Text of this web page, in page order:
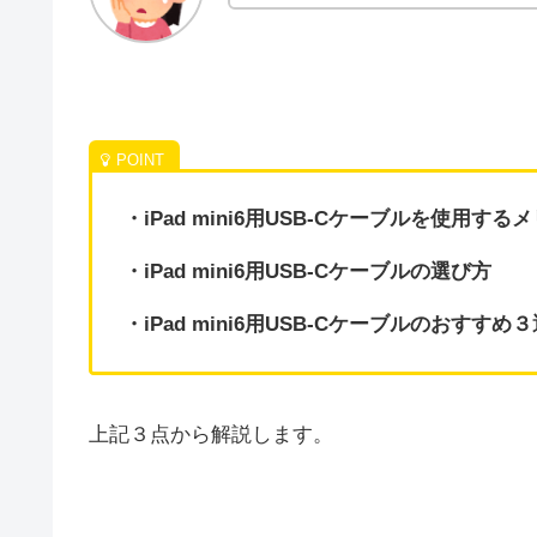
・iPad mini6用USB-Cケーブルを使用するメ
・iPad mini6用USB-Cケーブルの選び方
・iPad mini6用USB-Cケーブルのおすすめ３
上記３点から解説します。